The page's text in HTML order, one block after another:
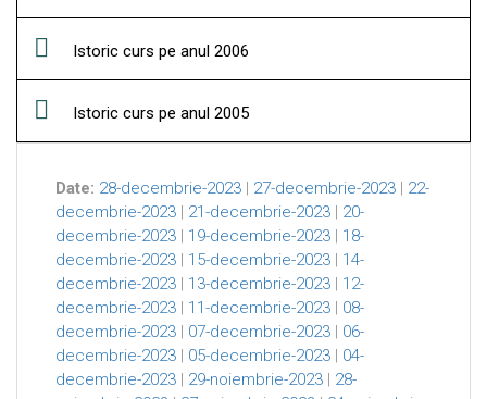
Istoric curs pe anul 2006
Istoric curs pe anul 2005
Date: 28-decembrie-2023 | 27-decembrie-2023 | 22-
decembrie-2023 | 21-decembrie-2023 | 20-
decembrie-2023 | 19-decembrie-2023 | 18-
decembrie-2023 | 15-decembrie-2023 | 14-
decembrie-2023 | 13-decembrie-2023 | 12-
decembrie-2023 | 11-decembrie-2023 | 08-
decembrie-2023 | 07-decembrie-2023 | 06-
decembrie-2023 | 05-decembrie-2023 | 04-
decembrie-2023 | 29-noiembrie-2023 | 28-